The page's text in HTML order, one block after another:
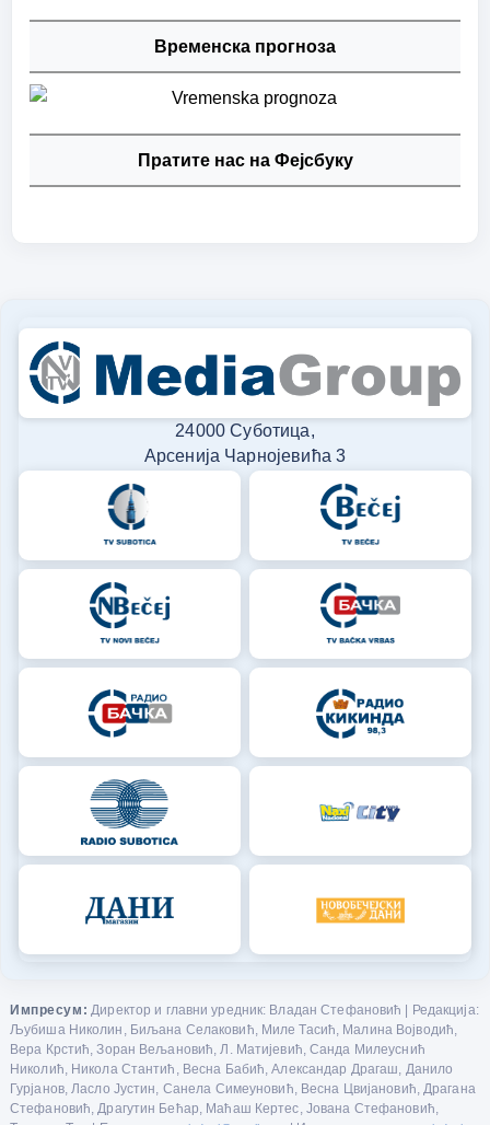
Временска прогноза
Пратите нас на Фејсбуку
24000 Суботица,
Арсенија Чарнојевића 3
Импресум: Директор и главни уредник: Владан Стефановић | Редакција:
Љубиша Николин, Биљана Селаковић, Миле Тасић, Малина Војводић,
Вера Крстић, Зоран Вељановић, Л. Матијевић, Санда Милеуснић
Николић, Никола Стантић, Весна Бабић, Александар Драгаш, Данило
Гурјанов, Ласло Јустин, Санела Симеуновић, Весна Цвијановић, Драгана
Стефановић, Драгутин Бећар, Маћаш Кертес, Јована Стефановић,